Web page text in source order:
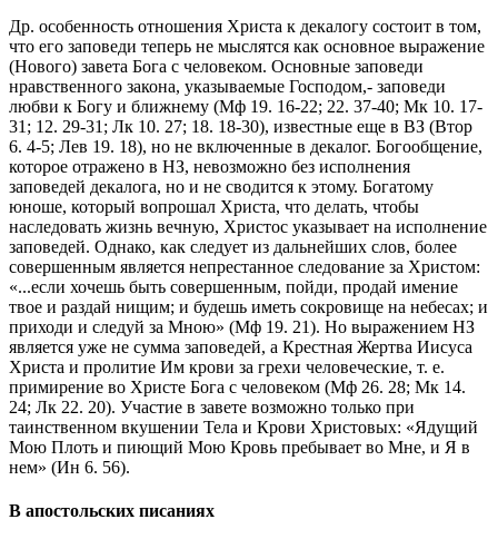
Др. особенность отношения Христа к декалогу состоит в том,
что его заповеди теперь не мыслятся как основное выражение
(Нового) завета Бога с человеком. Основные заповеди
нравственного закона, указываемые Господом,- заповеди
любви к Богу и ближнему (Мф 19. 16-22; 22. 37-40; Мк 10. 17-
31; 12. 29-31; Лк 10. 27; 18. 18-30), известные еще в ВЗ (Втор
6. 4-5; Лев 19. 18), но не включенные в декалог. Богообщение,
которое отражено в НЗ, невозможно без исполнения
заповедей декалога, но и не сводится к этому. Богатому
юноше, который вопрошал Христа, что делать, чтобы
наследовать жизнь вечную, Христос указывает на исполнение
заповедей. Однако, как следует из дальнейших слов, более
совершенным является непрестанное следование за Христом:
«...если хочешь быть совершенным, пойди, продай имение
твое и раздай нищим; и будешь иметь сокровище на небесах; и
приходи и следуй за Мною» (Мф 19. 21). Но выражением НЗ
является уже не сумма заповедей, а Крестная Жертва Иисуса
Христа и пролитие Им крови за грехи человеческие, т. е.
примирение во Христе Бога с человеком (Мф 26. 28; Мк 14.
24; Лк 22. 20). Участие в завете возможно только при
таинственном вкушении Тела и Крови Христовых: «Ядущий
Мою Плоть и пиющий Мою Кровь пребывает во Мне, и Я в
нем» (Ин 6. 56).
В апостольских писаниях